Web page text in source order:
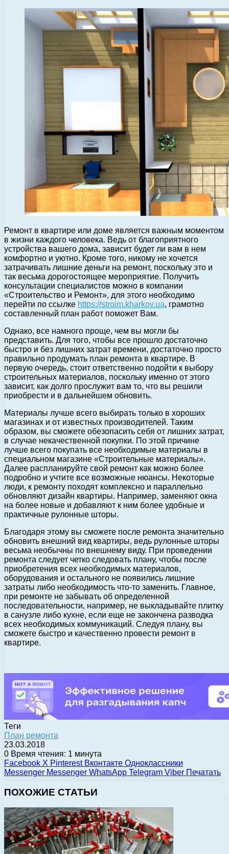
Ремонт в квартире или доме является важным моментом
в жизни каждого человека. Ведь от благоприятного
устройства вашего дома, зависит будет ли вам в нем
комфортно и уютно. Кроме того, никому не хочется
затрачивать лишние деньги на ремонт, поскольку это и
так весьма дорогостоящее мероприятие. Получить
консультации специалистов можно в компании
«Строительство и Ремонт», для этого необходимо
перейти по ссылке https://stroim.kharkov.ua, грамотно
составленный план работ поможет Вам.
Однако, все намного проще, чем вы могли бы
представить. Для того, чтобы все прошло достаточно
быстро и без лишних затрат времени, достаточно просто
правильно продумать план ремонта в квартире. В
первую очередь, стоит ответственно подойти к выбору
строительных материалов, поскольку именно от этого
зависит, как долго прослужит вам то, что вы решили
приобрести и в дальнейшем обновить.
Материалы лучше всего выбирать только в хороших
магазинах и от известных производителей. Таким
образом, вы сможете обезопасить себя от лишних затрат,
в случае некачественной покупки. По этой причине
лучше всего покупать все необходимые материалы в
специальном магазине «Строительные материалы».
Далее распланируйте свой ремонт как можно более
подробно и учтите все возможные нюансы. Некоторые
люди, к ремонту походят комплексно и параллельно
обновляют дизайн квартиры. Например, заменяют окна
на более новые и добавляют к ним более удобные и
практичные рулонные шторы.
Благодаря этому вы сможете после ремонта значительно
обновить внешний вид квартиры, ведь рулонные шторы
весьма необычны по внешнему виду. При проведении
ремонта следует четко следовать плану, чтобы после
приобретения всех необходимых материалов,
оборудования и остального не появились лишние
затраты либо необходимость что-то заменить. Главное,
при ремонте не забывать об определенной
последовательности, например, не выкладывайте плитку
в санузле либо кухне, если еще не закончена разводка
всех необходимых коммуникаций. Следуя плану, вы
сможете быстро и качественно провести ремонт в
квартире.
Теги
План ремонта
23.03.2018
0 Время чтения: 1 минута
Facebook X Pinterest Вконтакте Одноклассники
Messenger Messenger WhatsApp Telegram Viber Печатать
ПОХОЖИЕ СТАТЬИ